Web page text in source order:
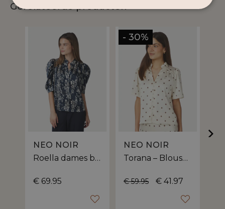
Gerelateerde producten
NEO NOIR
Roella dames blouse | pofmouwen
€ 69.95
NEO NOIR
Torana – Blouse van Neo Noir met polkadot print
€ 59.95 € 41.97
- 30%